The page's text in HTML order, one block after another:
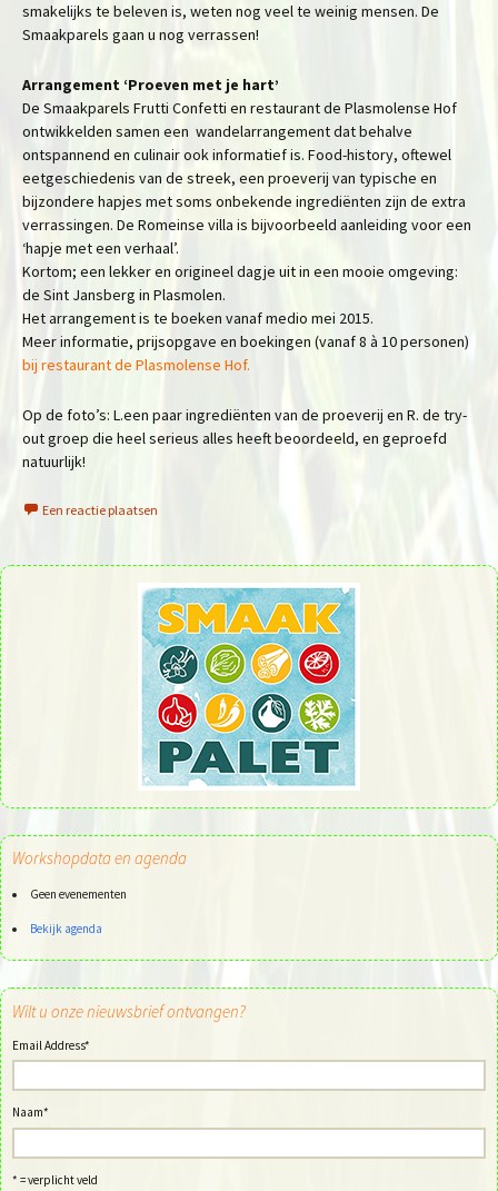
smakelijks te beleven is, weten nog veel te weinig mensen. De
Smaakparels gaan u nog verrassen!
Arrangement ‘Proeven met je hart’
De Smaakparels Frutti Confetti en restaurant de Plasmolense Hof
ontwikkelden samen een wandelarrangement dat behalve
ontspannend en culinair ook informatief is. Food-history, oftewel
eetgeschiedenis van de streek, een proeverij van typische en
bijzondere hapjes met soms onbekende ingrediënten zijn de extra
verrassingen. De Romeinse villa is bijvoorbeeld aanleiding voor een
‘hapje met een verhaal’.
Kortom; een lekker en origineel dagje uit in een mooie omgeving:
de Sint Jansberg in Plasmolen.
Het arrangement is te boeken vanaf medio mei 2015.
Meer informatie, prijsopgave en boekingen (vanaf 8 à 10 personen)
bij restaurant de Plasmolense Hof.
Op de foto’s: L.een paar ingrediënten van de proeverij en R. de try-
out groep die heel serieus alles heeft beoordeeld, en geproefd
natuurlijk!
Een reactie plaatsen
Workshopdata en agenda
Geen evenementen
Bekijk agenda
Wilt u onze nieuwsbrief ontvangen?
Email Address*
Naam*
* = verplicht veld